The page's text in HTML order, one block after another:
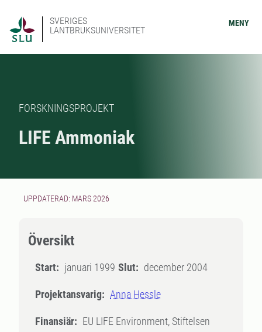
SVERIGES
LANTBRUKSUNIVERSITET
MENY
FORSKNINGSPROJEKT
LIFE Ammoniak
UPPDATERAD: MARS 2026
Översikt
Start: januari 1999 Slut: december 2004
Projektansvarig: Anna Hessle
Finansiär: EU LIFE Environment, Stiftelsen